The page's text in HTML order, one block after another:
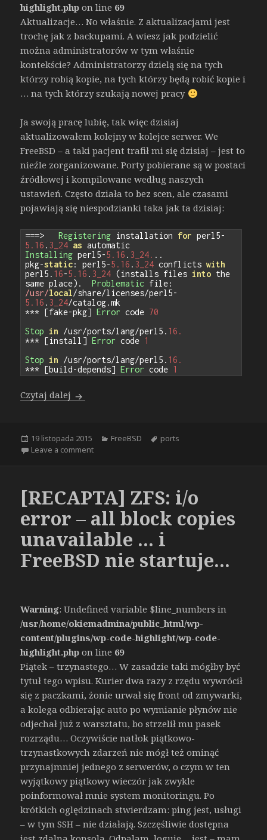
highlight.php on line 69
Aktualizacje… No właśnie. Z aktualizacjami jest
trochę jak z backupami. A wiesz jak podzielić
można administratorów w tym właśnie
kontekście? Administratorzy dzielą się na tych
którzy robią kopie, na tych którzy będą robić kopie i
… na tych którzy szukają nowej pracy
Ja swoją pracę lubię, tak więc dzisiaj
aktualizowałem kolejny w kolejce serwer. We
FreeBSD – a taki pacjent trafił mi się dzisiaj – jest to
nieźle zorganizowane. Porty pobierane są w postaci
źródłowej i kompilowane według naszych
ustawień. Często działa to bez scen, ale czasami
pojawiają się niespodzianki taka jak ta dzisiaj:
===> Registering installation for perl5-
5.16 . 3_24 as
Installing perl5-5.16 . 3_24. ..
pkg-static: perl5-5.16 . 3_24 conflicts with
perl5 . 16-5.16 . 3_24 (installs files into the
same place). Problematic file:
/usr/local/share/licenses/perl5-
5.16 . 3_24/catalog.
*** [fake-pkg] Error code 70
Stop in /usr/ports/lang/perl5 . 16.
*** [install ] Error code 1
Stop in /usr/ports/lang/perl5 . 16.
*** [build-depends] Error code 1
Czytaj dalej FreeBSD – bezproblemowa zmiana wersji
Opublikowano
19 listopada 2015 Kategorie
FreeBSD Tagi
ports
Leave a commenton FreeBSD – bezproblemowa zmiana wersji
[RECAPTA] ZFS: i/o
error – all block copies
unavailable … i
FreeBSD nie startuje…
Warning: Undefined variable $line_numbers in
/usr/home/okiemadmina/public_html/wp-
content/plugins/wp-code-highlight/wp-code-
highlight.php on line 69
Piątek – trzynastego… W zasadzie taki mógłby być
tytuł tego wpisu. Kurier dwa razy z rzędu wywrócił
się z paczkami, żonie urwał się front od zmywarki,
a kolega odbierając auto po wymianie płynów nie
odjechał już z warsztatu, bo strzelił mu pasek
rozrządu… Oczywiście natłok piątkowo-
trzynastkowych zdarzeń nie mógł też ominąć
przynajmniej jednego z serwerów, o czym w ten
wyjątkowy piątkowy wieczór jak zwykle
poinformował mnie system monitoringu. Po
krótkich oględzinach stwierdzam: ping jest, usługi
– w tym SSH – nie działają. Szczęśliwie dostępna